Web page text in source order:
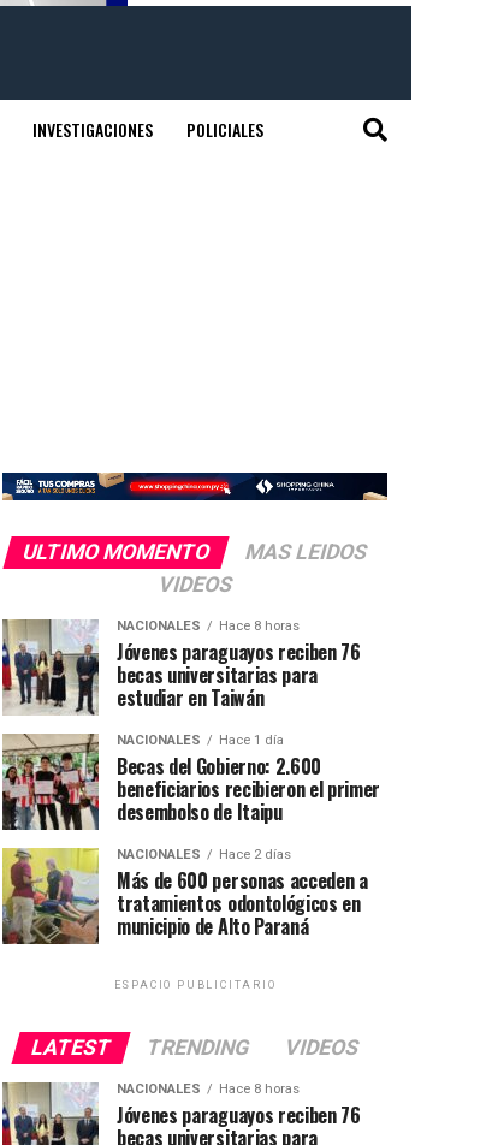
INVESTIGACIONES POLICIALES
ULTIMO MOMENTO
MAS LEIDOS
VIDEOS
NACIONALES Hace 8 horas
Jóvenes paraguayos reciben 76
becas universitarias para
estudiar en Taiwán
NACIONALES Hace 1 día
Becas del Gobierno: 2.600
beneficiarios recibieron el primer
desembolso de Itaipu
NACIONALES Hace 2 días
Más de 600 personas acceden a
tratamientos odontológicos en
municipio de Alto Paraná
ESPACIO PUBLICITARIO
LATEST TRENDING VIDEOS
NACIONALES Hace 8 horas
Jóvenes paraguayos reciben 76
becas universitarias para